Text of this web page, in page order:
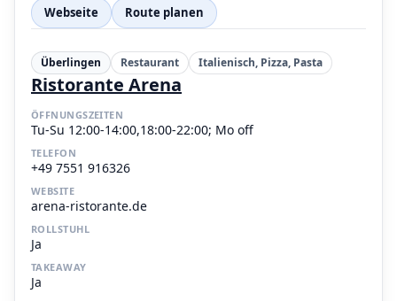
Webseite Route planen
Überlingen Restaurant Italienisch, Pizza, Pasta
Ristorante Arena
ÖFFNUNGSZEITEN
Tu-Su 12:00-14:00,18:00-22:00; Mo off
TELEFON
+49 7551 916326
WEBSITE
arena-ristorante.de
ROLLSTUHL
Ja
TAKEAWAY
Ja